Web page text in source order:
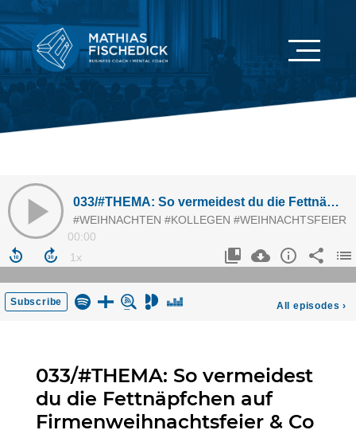
033/#THEMA: So vermeidest
du die Fettnäpfchen auf
Firmenweihnachtsfeier & Co